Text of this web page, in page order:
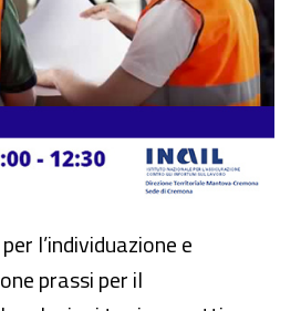
l’individuazione e
prassi per il